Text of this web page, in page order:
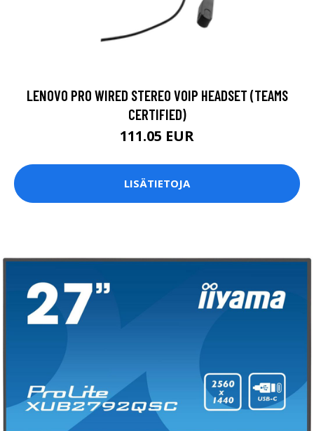
LENOVO PRO WIRED STEREO VOIP HEADSET (TEAMS
CERTIFIED)
111.05 EUR
LISÄTIETOJA